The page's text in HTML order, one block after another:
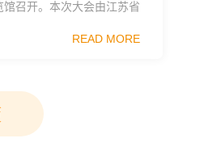
馆召开。本次大会由江苏省
分会、武汉东湖国家自主创
READ MORE